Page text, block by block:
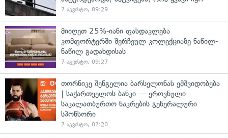
7 აგვისტო, 09:29
მიიღეთ 25%-იანი ფასდაკლება
კომფორტერში შერჩეულ კოლექციაზე ნაწილ-
ნაწილ გადახდისას
7 აგვისტო, 09:27
თორნიკე შენგელია ბარსელონას ემშვიდობება
| საქართველოს ბანკი — ეროვნული
საკალათბურთო ნაკრების გენერალური
სპონსორი
7 აგვისტო, 07:20